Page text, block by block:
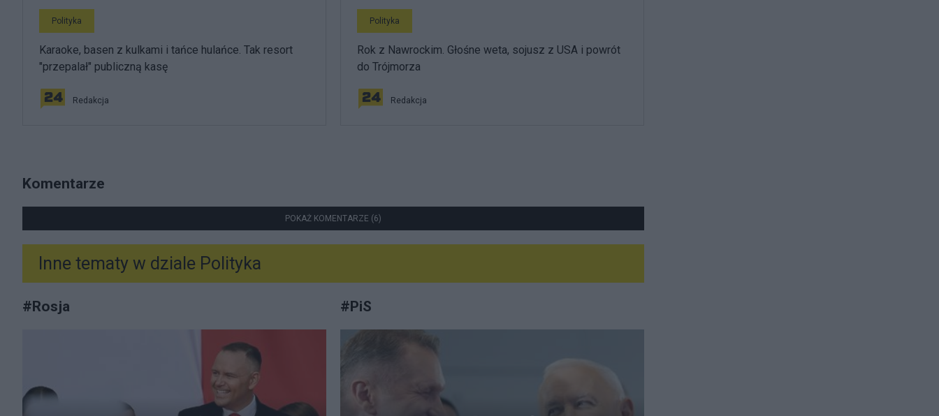
Polityka
Karaoke, basen z kulkami i tańce hulańce. Tak resort
"przepalał" publiczną kasę
Redakcja
Polityka
Rok z Nawrockim. Głośne weta, sojusz z USA i powrót
do Trójmorza
Redakcja
Komentarze
POKAŻ KOMENTARZE (6)
Inne tematy w dziale Polityka
#Rosja #PiS